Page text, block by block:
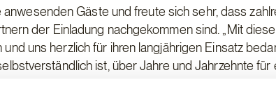
Gäste und freute sich sehr, dass
der Einladung nachgekommen sind. „Mit
uns herzlich für ihren langjährigen Einsatz
ist, über Jahre und Jahrzehnte für